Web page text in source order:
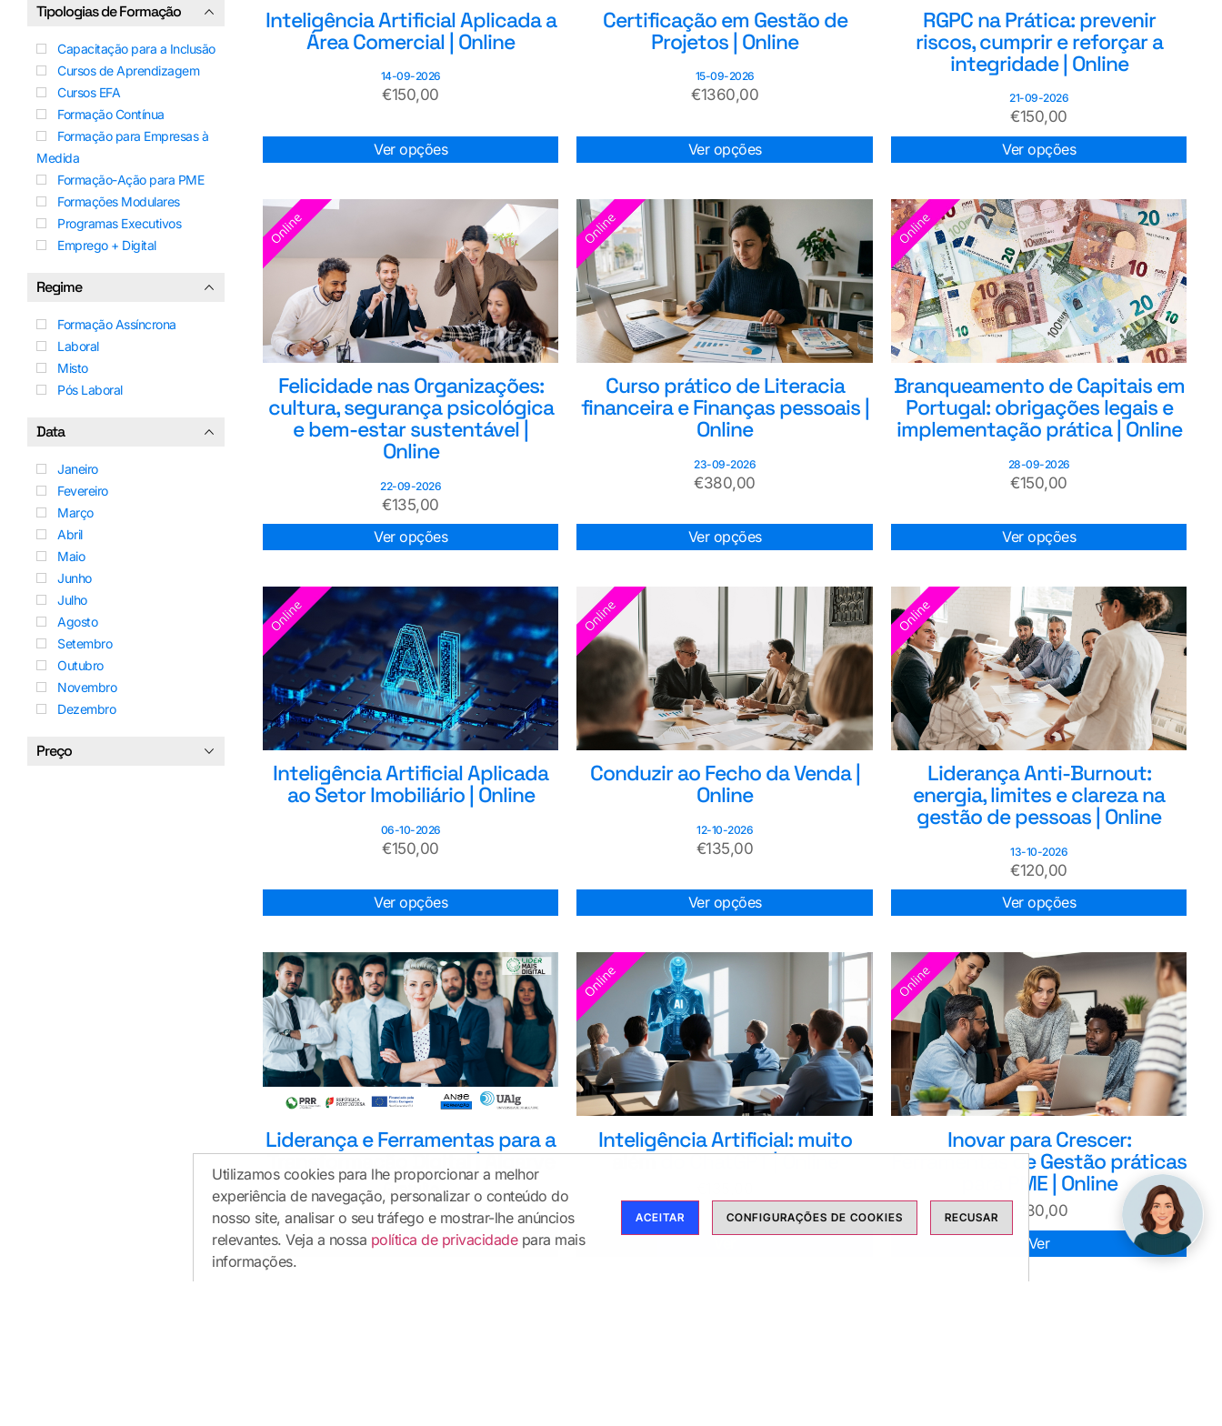
Tipologias de Formação
Capacitação para a Inclusão
Cursos de Aprendizagem
Cursos EFA
Formação Contínua
Formação para Empresas à
Medida
Formação-Ação para PME
Formações Modulares
Programas Executivos
Emprego + Digital
Regime
Formação Assíncrona
Laboral
Misto
Pós Laboral
Data
Janeiro
Fevereiro
Março
Abril
Maio
Junho
Julho
Agosto
Setembro
Outubro
Novembro
Dezembro
Preço
Inteligência Artificial Aplicada a
Área Comercial | Online
14-09-2026
€150,00
Ver opções
Certificação em Gestão de
Projetos | Online
15-09-2026
€1360,00
Ver opções
RGPC na Prática: prevenir
riscos, cumprir e reforçar a
integridade | Online
21-09-2026
€150,00
Ver opções
Felicidade nas Organizações:
cultura, segurança psicológica
e bem-estar sustentável |
Online
22-09-2026
€135,00
Ver opções
Curso prático de Literacia
financeira e Finanças pessoais |
Online
23-09-2026
€380,00
Ver opções
Branqueamento de Capitais em
Portugal: obrigações legais e
implementação prática | Online
28-09-2026
€150,00
Ver opções
Inteligência Artificial Aplicada
ao Setor Imobiliário | Online
06-10-2026
€150,00
Ver opções
Conduzir ao Fecho da Venda |
Online
12-10-2026
€135,00
Ver opções
Liderança Anti-Burnout:
energia, limites e clareza na
gestão de pessoas | Online
13-10-2026
€120,00
Ver opções
Liderança e Ferramentas para a
Transformação Digital | Algarve
Gratuito
Ver
Inteligência Artificial: muito
além do ChatGPT | Online
Inovar para Crescer:
Ferramentas de Gestão práticas
para PME | Online
180,00
Ver
Utilizamos cookies para lhe proporcionar a melhor
experiência de navegação, personalizar o conteúdo do
nosso site, analisar o seu tráfego e mostrar-lhe anúncios
relevantes. Veja a nossa política de privacidadepara mais
informações.
ACEITAR CONFIGURAÇÕES DE COOKIES RECUSAR